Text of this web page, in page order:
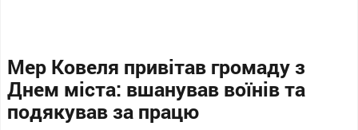
Мер Ковеля привітав громаду з
Днем міста: вшанував воїнів та
подякував за працю